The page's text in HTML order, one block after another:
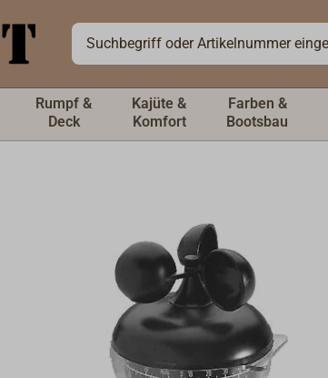
Rumpf &
Deck
Kajüte &
Komfort
Farben &
Bootsbau